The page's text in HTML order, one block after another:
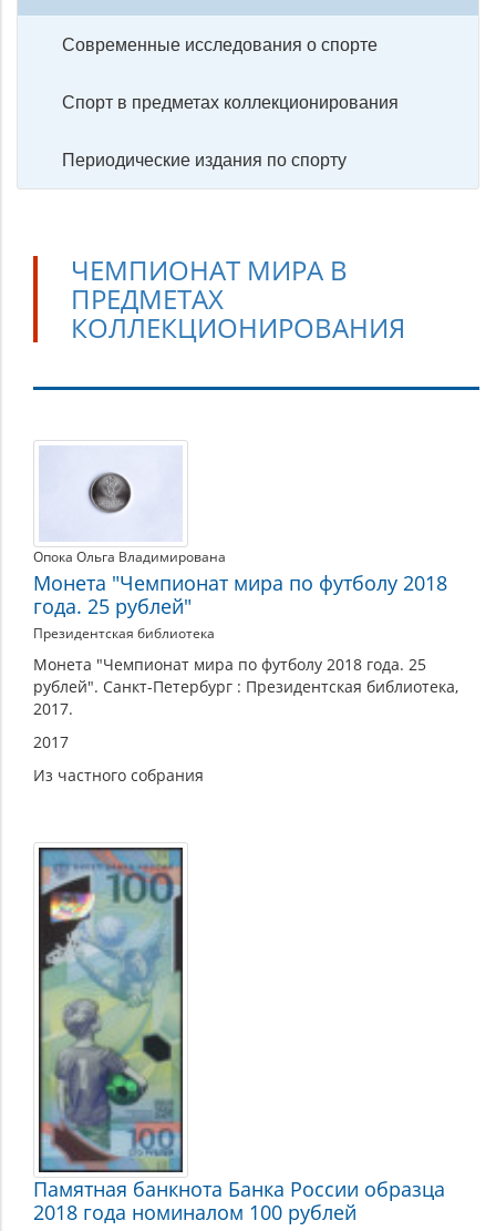
Современные исследования о спорте
Спорт в предметах коллекционирования
Периодические издания по спорту
ЧЕМПИОНАТ МИРА В
ПРЕДМЕТАХ
КОЛЛЕКЦИОНИРОВАНИЯ
Чемпионат
мира
предметах
коллекционирования
Опока Ольга Владимирована
Монета "Чемпионат мира по футболу 2018
года. 25 рублей"
Президентская библиотека
Монета "Чемпионат мира по футболу 2018 года. 25
рублей". Санкт-Петербург : Президентская библиотека,
2017.
2017
Из частного собрания
Памятная банкнота Банка России образца
2018 года номиналом 100 рублей